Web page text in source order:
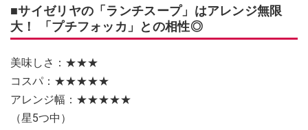
■サイゼリヤの「ランチスープ」はアレンジ無限
大！ 「プチフォッカ」との相性◎
美味しさ：★★★
コスパ：★★★★★
アレンジ幅：★★★★★
（星5つ中）